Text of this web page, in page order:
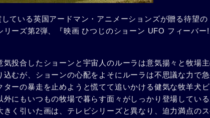
ている英国アードマン・アニメーションズが贈る待望の
リーズ第2弾、『映画 ひつじのショーン UFO フィーバー
気投合したショーンと宇宙人のルーラは意気揚々と牧場
込むが、ショーンの心配をよそにルーラは不思議な力で急
ーの暴走を止めようと慌てて追いかける健気な牧羊犬
外にもいつもの牧場で暮らす面々がしっかり登場してい
きく引いた画は、テレビシリーズと異なり、迫力満点の